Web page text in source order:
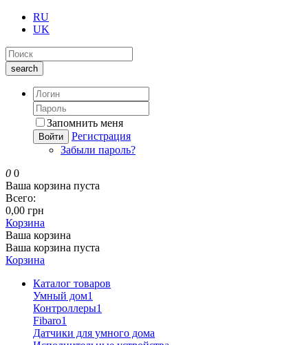
RU
UK
search
Запомнить меня
Войти
Регистрация
Забыли пароль?
0 0
Ваша корзина пуста
Всего:
0,00 грн
Корзина
Ваша корзина
Ваша корзина пуста
Корзина
Каталог товаров
Умный дом1
Контроллеры1
Fibaro1
Датчики для умного дома